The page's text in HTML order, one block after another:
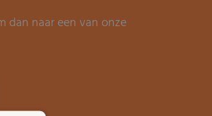
dan naar een van onze